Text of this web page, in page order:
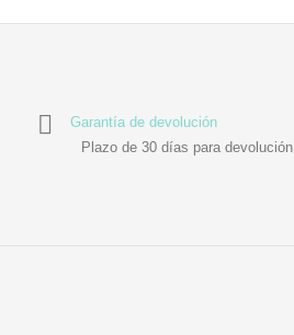
Garantía de devolución
Plazo de 30 días para devolución